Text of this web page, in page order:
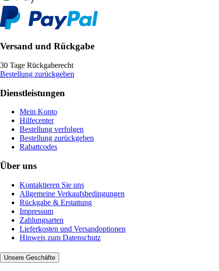
Versand und Rückgabe
30 Tage Rückgaberecht
Bestellung zurückgeben
Dienstleistungen
Mein Konto
Hilfecenter
Bestellung verfolgen
Bestellung zurückgeben
Rabattcodes
Über uns
Kontaktieren Sie uns
Allgemeine Verkaufsbedingungen
Rückgabe & Erstattung
Impressum
Zahlungsarten
Lieferkosten und Versandoptionen
Hinweis zum Datenschutz
Unsere Geschäfte